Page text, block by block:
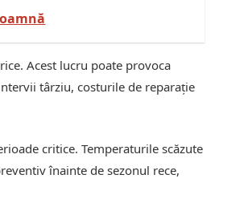
Acest lucru poate provoca
târziu, costurile de reparație
critice. Temperaturile scăzute
înainte de sezonul rece,